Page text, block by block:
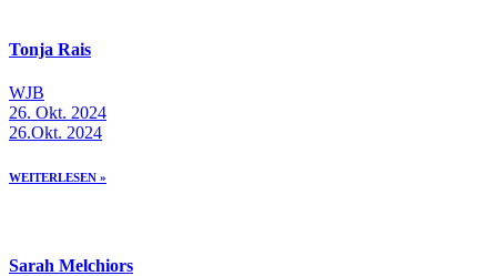
Tonja Rais
WJB
26. Okt. 2024
26.Okt. 2024
WEITERLESEN »
Sarah Melchiors